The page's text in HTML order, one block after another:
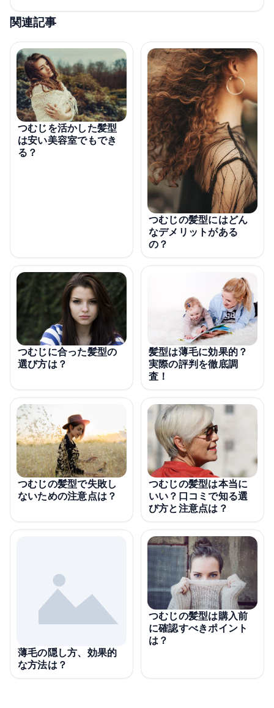
関連記事
つむじを活かした髪型
は安い美容室でもでき
る？
つむじの髪型にはどん
なデメリットがある
の？
つむじに合った髪型の
選び方は？
髪型は薄毛に効果的？
実際の評判を徹底調
査！
つむじの髪型で失敗し
ないための注意点は？
つむじの髪型は本当に
いい？口コミで知る選
び方と注意点は？
薄毛の隠し方、効果的
な方法は？
つむじの髪型は購入前
に確認すべきポイント
は？